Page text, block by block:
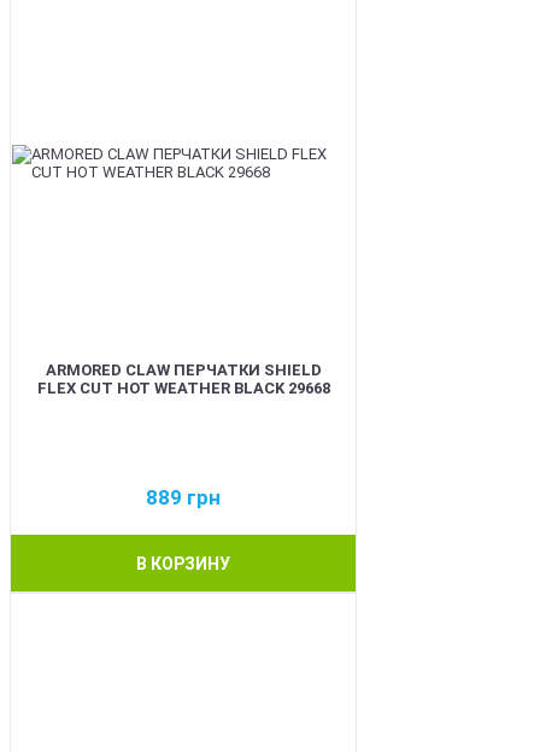
ARMORED CLAW ПЕРЧАТКИ SHIELD
FLEX CUT HOT WEATHER BLACK 29668
889 грн
В КОРЗИНУ